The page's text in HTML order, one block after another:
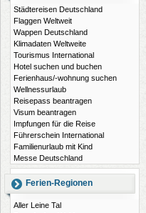
Städtereisen Deutschland
Flaggen Weltweit
Wappen Deutschland
Klimadaten Weltweite
Tourismus International
Hotel suchen und buchen
Ferienhaus/-wohnung suchen
Wellnessurlaub
Reisepass beantragen
Visum beantragen
Impfungen für die Reise
Führerschein International
Familienurlaub mit Kind
Messe Deutschland
Ferien-Regionen
Aller Leine Tal